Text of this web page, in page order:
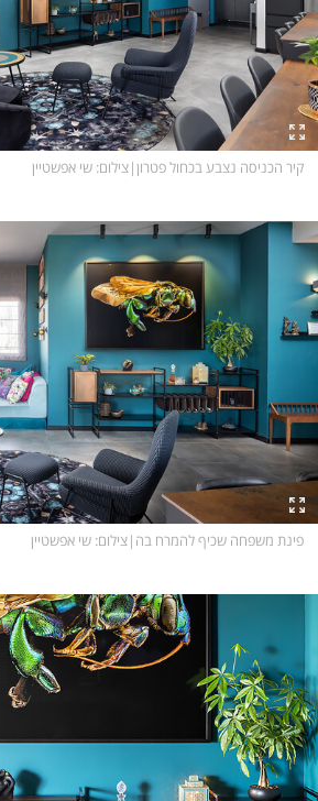
קיר הכניסה נצבע בכחול פטרון|צילום: שי אפשטיין
פינת משפחה שכיף להמרח בה |צילום: שי אפשטיין